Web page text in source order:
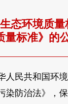
态环境质
量标准》的
民共和国环境
染防治法》，